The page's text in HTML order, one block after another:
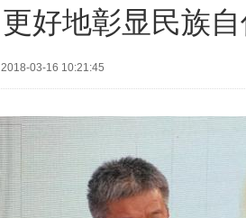
更好地彰显民族
2018-03-16 10:21:45